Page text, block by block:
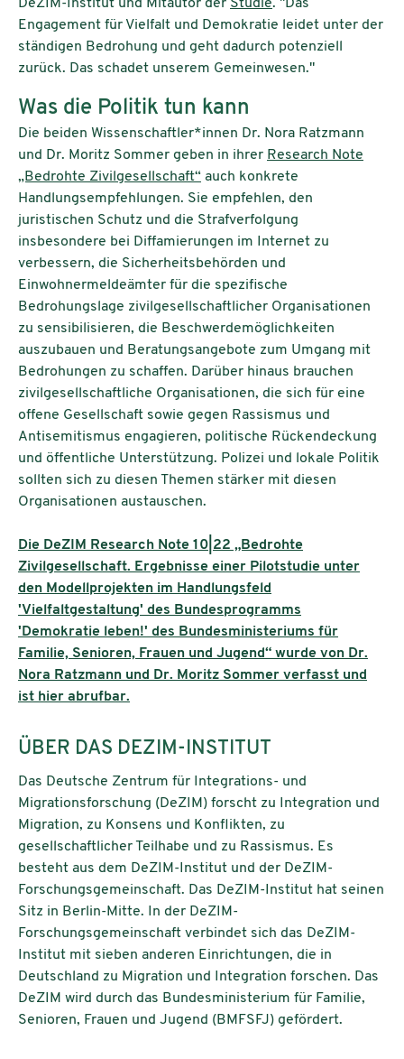
DeZIM-Institut und Mitautor der Studie. "Das
Engagement für Vielfalt und Demokratie leidet unter der
ständigen Bedrohung und geht dadurch potenziell
zurück. Das schadet unserem Gemeinwesen."
Was die Politik tun kann
Die beiden Wissenschaftler*innen Dr. Nora Ratzmann
und Dr. Moritz Sommer geben in ihrer Research Note
„Bedrohte Zivilgesellschaft“ auch konkrete
Handlungsempfehlungen. Sie empfehlen, den
juristischen Schutz und die Strafverfolgung
insbesondere bei Diffamierungen im Internet zu
verbessern, die Sicherheitsbehörden und
Einwohnermeldeämter für die spezifische
Bedrohungslage zivilgesellschaftlicher Organisationen
zu sensibilisieren, die Beschwerdemöglichkeiten
auszubauen und Beratungsangebote zum Umgang mit
Bedrohungen zu schaffen. Darüber hinaus brauchen
zivilgesellschaftliche Organisationen, die sich für eine
offene Gesellschaft sowie gegen Rassismus und
Antisemitismus engagieren, politische Rückendeckung
und öffentliche Unterstützung. Polizei und lokale Politik
sollten sich zu diesen Themen stärker mit diesen
Organisationen austauschen.
Die DeZIM Research Note 10|22 „Bedrohte
Zivilgesellschaft. Ergebnisse einer Pilotstudie unter
den Modellprojekten im Handlungsfeld
'Vielfaltgestaltung' des Bundesprogramms
'Demokratie leben!' des Bundesministeriums für
Familie, Senioren, Frauen und Jugend“ wurde von Dr.
Nora Ratzmann und Dr. Moritz Sommer verfasst und
ist hier abrufbar.
ÜBER DAS DEZIM-INSTITUT
Das Deutsche Zentrum für Integrations- und
Migrationsforschung (DeZIM) forscht zu Integration und
Migration, zu Konsens und Konflikten, zu
gesellschaftlicher Teilhabe und zu Rassismus. Es
besteht aus dem DeZIM-Institut und der DeZIM-
Forschungsgemeinschaft. Das DeZIM-Institut hat seinen
Sitz in Berlin-Mitte. In der DeZIM-
Forschungsgemeinschaft verbindet sich das DeZIM-
Institut mit sieben anderen Einrichtungen, die in
Deutschland zu Migration und Integration forschen. Das
DeZIM wird durch das Bundesministerium für Familie,
Senioren, Frauen und Jugend (BMFSFJ) gefördert.